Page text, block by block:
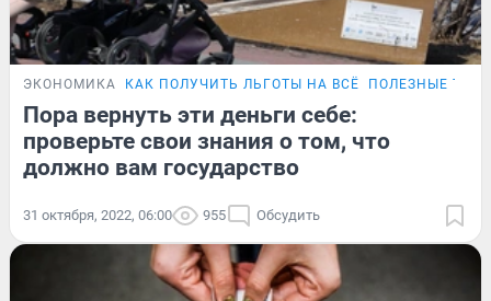
ЭКОНОМИКА КАК ПОЛУЧИТЬ ЛЬГОТЫ НА ВСЁ ПОЛЕЗНЫЕ
Пора вернуть эти деньги себе:
проверьте свои знания о том, что
должно вам государство
31 октября, 2022, 06:00 955 Обсудить